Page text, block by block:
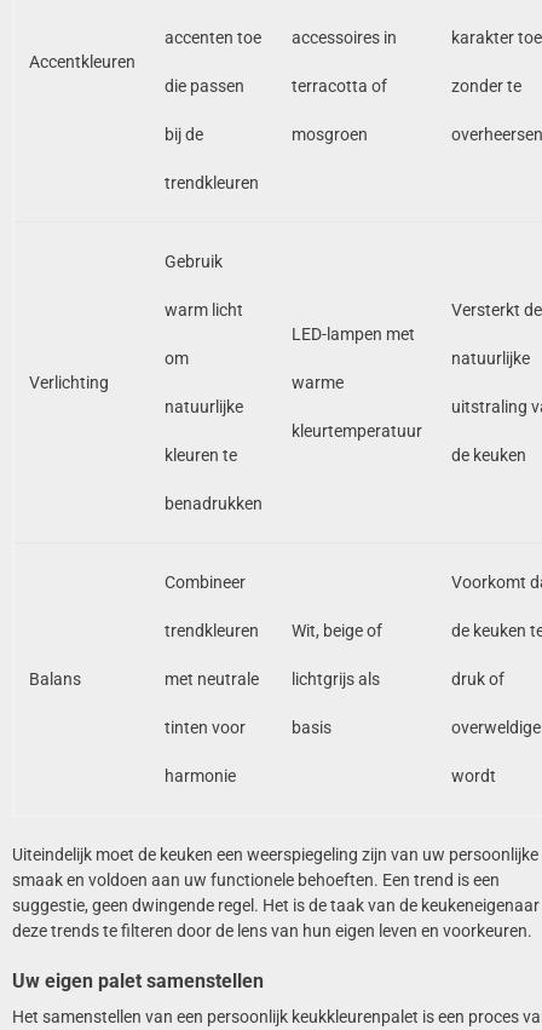
Accentkleuren
accenten toe
die passen
bij de
trendkleuren
accessoires in
terracotta of
mosgroen
karakter toe
zonder te
overheersen
Verlichting
Gebruik
warm licht
om
natuurlijke
kleuren te
benadrukken
LED-lampen met
warme
kleurtemperatuur
Versterkt de
natuurlijke
uitstraling
de keuken
Balans
Combineer
trendkleuren
met neutrale
tinten voor
harmonie
Wit, beige of
lichtgrijs als
basis
Voorkomt
de keuken
druk of
wordt
Uiteindelijk moet de keuken een weerspiegeling zijn van uw persoonlijke
smaak en voldoen aan uw functionele behoeften. Een trend is een
suggestie, geen dwingende regel. Het is de taak van de
deze trends te filteren door de lens van hun eigen leven en voorkeuren.
Uw eigen palet samenstellen
Het samenstellen van een persoonlijk keukkleurenpalet is een proces